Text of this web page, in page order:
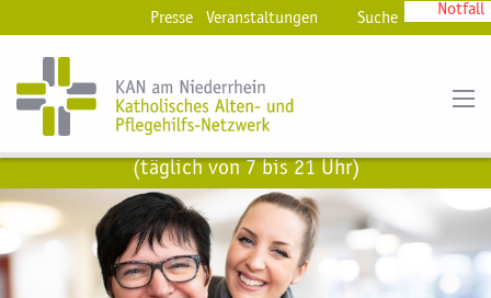
Presse Veranstaltungen Suche Notfall
kostenfreie Hotline0800 11 60 666
(täglich von 7 bis 21 Uhr)